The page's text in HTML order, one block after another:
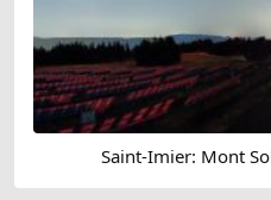
Saint-Imier: Mont